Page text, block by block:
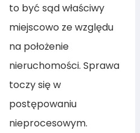
to być sąd właściwy
miejscowo ze względu
na położenie
nieruchomości. Sprawa
toczy się w
postępowaniu
nieprocesowym.